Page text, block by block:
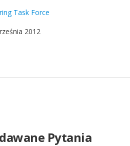
Task Force
2012
Pytania